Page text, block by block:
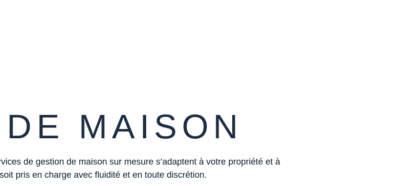
MAISON
de gestion de maison sur mesure s’adaptent à votre propriété et à
pris en charge avec fluidité et en toute discrétion.